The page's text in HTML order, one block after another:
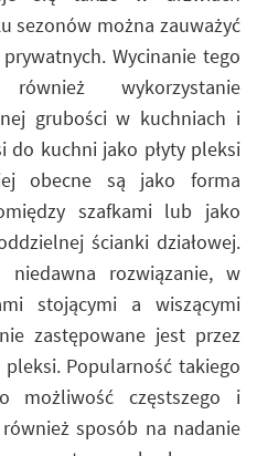
sezonów można zauważyć
Wycinanie tego
wykorzystanie
grubości w kuchniach i
do kuchni jako płyty pleksi
obecne są jako forma
szafkami lub jako
ścianki działowej.
rozwiązanie, w
stojącymi a wiszącymi
zastępowane jest przez
Popularność takiego
możliwość częstszego i
sposób na nadanie